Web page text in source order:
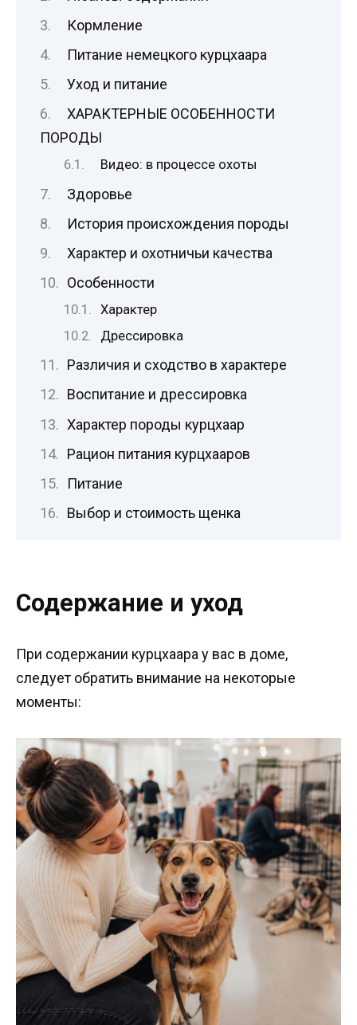
Кормление
Питание немецкого курцхаара
Уход и питание
ХАРАКТЕРНЫЕ ОСОБЕННОСТИ
ПОРОДЫ
Видео: в процессе охоты
Здоровье
История происхождения породы
Характер и охотничьи качества
Особенности
Характер
Дрессировка
Различия и сходство в характере
Воспитание и дрессировка
Характер породы курцхаар
Рацион питания курцхааров
Питание
Выбор и стоимость щенка
Содержание и уход
При содержании курцхаара у вас в доме,
следует обратить внимание на некоторые
моменты: